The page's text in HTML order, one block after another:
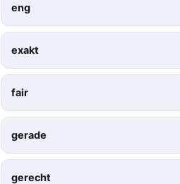
eng
exakt
fair
gerade
gerecht